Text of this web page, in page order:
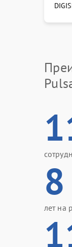
8
лет на